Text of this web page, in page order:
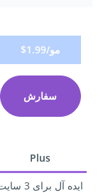
$1.99/مو
سفارش
Plus
ایده آل برای 3 سایت